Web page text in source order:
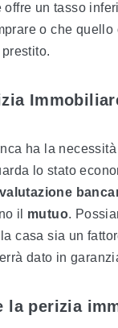
offre un tasso
o che
ha la
lo stato
valutazione
il mutuo.
casa sia un
dato in
la perizia